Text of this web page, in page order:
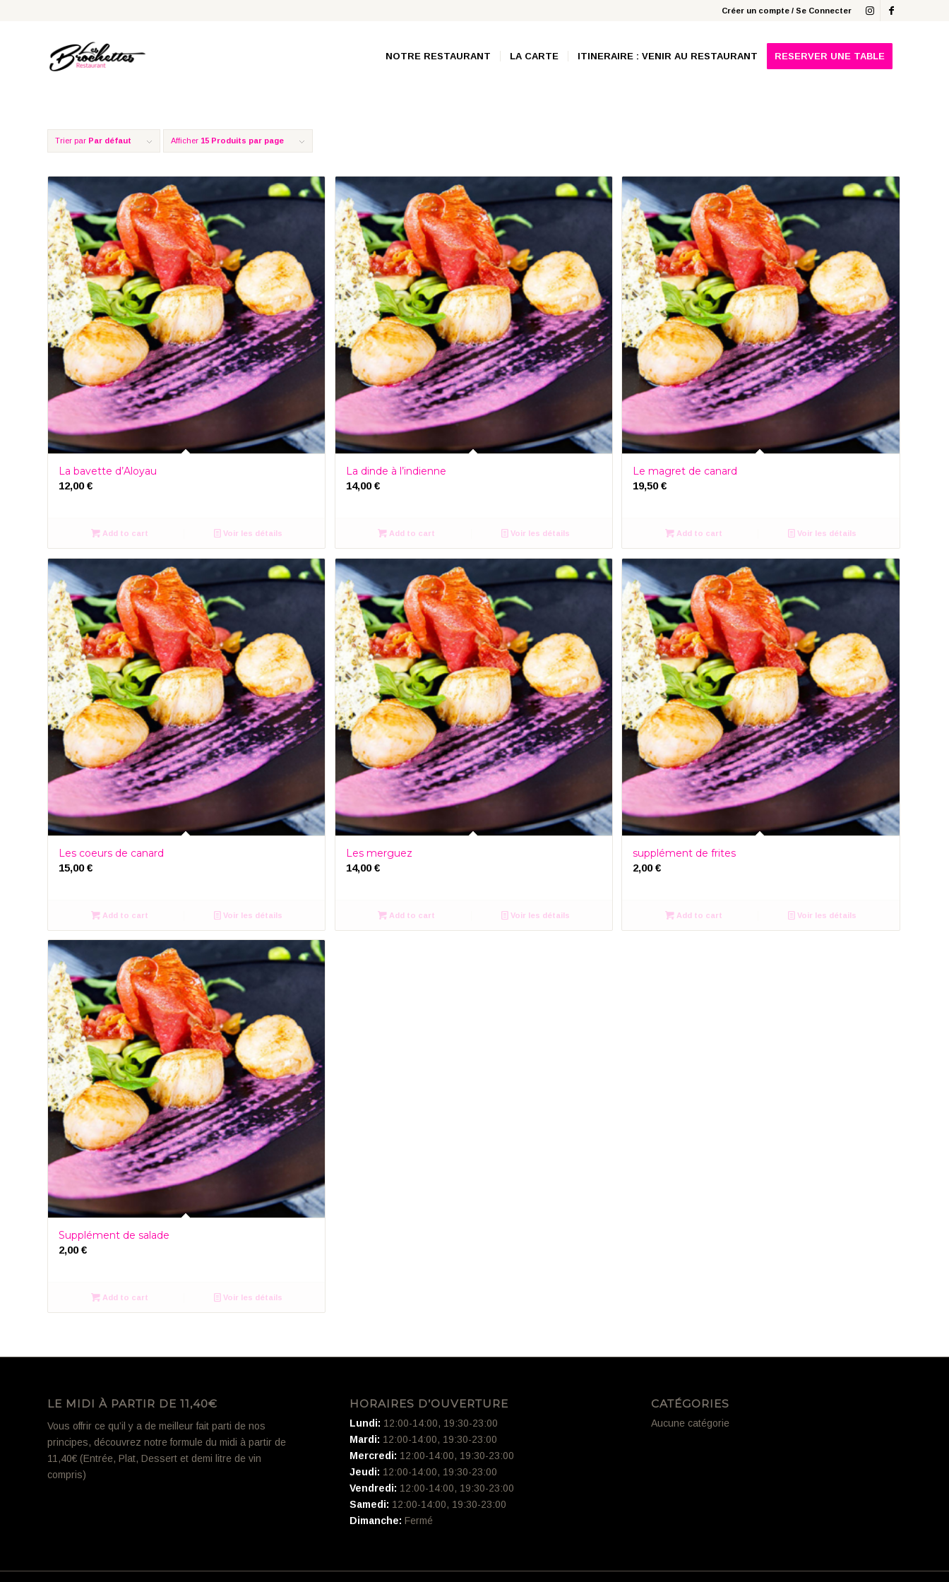
Créer un compte / Se Connecter
NOTRE RESTAURANT LA CARTE ITINERAIRE : VENIR AU RESTAURANT RESERVER UNE TABLE
Trier par Par défaut Afficher 15 Produits par page
La bavette d’Aloyau
12,00€
Add to cart Voir les détails
La dinde à l’indienne
14,00€
Add to cart Voir les détails
Le magret de canard
19,50€
Add to cart Voir les détails
Les coeurs de canard
15,00€
Add to cart Voir les détails
Les merguez
14,00€
Add to cart Voir les détails
supplément de frites
2,00€
Add to cart Voir les détails
Supplément de salade
2,00€
Add to cart Voir les détails
LE MIDI À PARTIR DE 11,40€
Vous offrir ce qu’il y a de meilleur fait parti de nos
principes, découvrez notre formule du midi à partir de
11,40€ (Entrée, Plat, Dessert et demi litre de vin
compris)
HORAIRES D’OUVERTURE
Lundi: 12:00-14:00, 19:30-23:00
Mardi: 12:00-14:00, 19:30-23:00
Mercredi: 12:00-14:00, 19:30-23:00
Jeudi: 12:00-14:00, 19:30-23:00
Vendredi: 12:00-14:00, 19:30-23:00
Samedi: 12:00-14:00, 19:30-23:00
Dimanche: Fermé
CATÉGORIES
Aucune catégorie